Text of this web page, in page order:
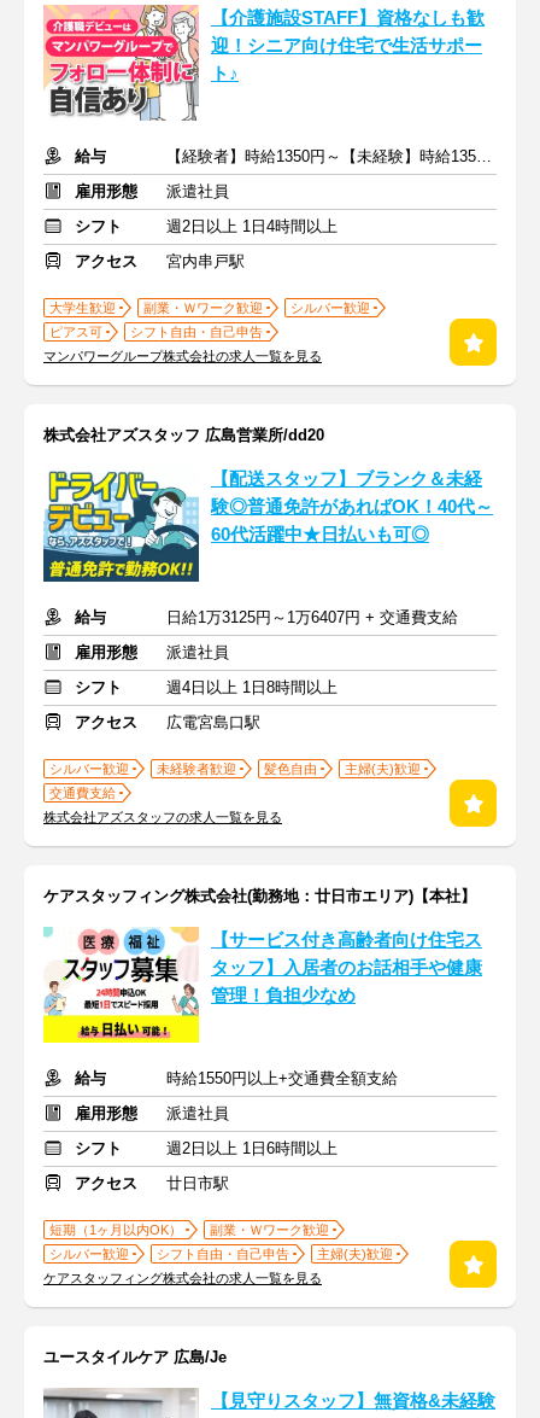
【介護施設STAFF】資格なしも歓
迎！シニア向け住宅で生活サポー
ト♪
給与
【経験者】時給1350円～【未経験】時給1350円～ ※交通費全額
雇用形態
派遣社員
シフト
週2日以上 1日4時間以上
アクセス
宮内串戸駅
大学生歓迎 副業・Ｗワーク歓迎
シルバー歓迎
ピアス可
シフト自由・自己申告
マンパワーグループ株式会社の求人一覧を見る
株式会社アズスタッフ 広島営業所/dd20
【配送スタッフ】ブランク＆未経
験◎普通免許があればOK！40代～
60代活躍中★日払いも可◎
給与
日給1万3125円～1万6407円 + 交通費支給
雇用形態
派遣社員
シフト
週4日以上 1日8時間以上
アクセス
広電宮島口駅
シルバー歓迎 未経験者歓迎 髪色自由
主婦(夫)歓迎
交通費支給
株式会社アズスタッフの求人一覧を見る
ケアスタッフィング株式会社(勤務地：廿日市エリア)【本社】
【サービス付き高齢者向け住宅ス
タッフ】入居者のお話相手や健康
管理！負担少なめ
給与
時給1550円以上+交通費全額支給
雇用形態
派遣社員
シフト
週2日以上 1日6時間以上
アクセス
廿日市駅
短期（1ヶ月以内OK）
副業・Ｗワーク歓迎
シルバー歓迎
シフト自由・自己申告
主婦(夫)歓迎
ケアスタッフィング株式会社の求人一覧を見る
ユースタイルケア 広島/Je
【見守りスタッフ】無資格&未経験